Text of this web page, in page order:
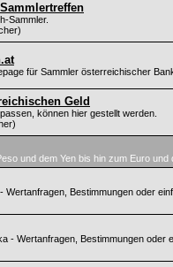
Sammler.
für Sammler österreichischer
Geld
können hier gestellt werden.
und dem Yen bis hin zum Euro und
Wertanfragen, Bestimmungen oder
- Wertanfragen, Bestimmungen oder